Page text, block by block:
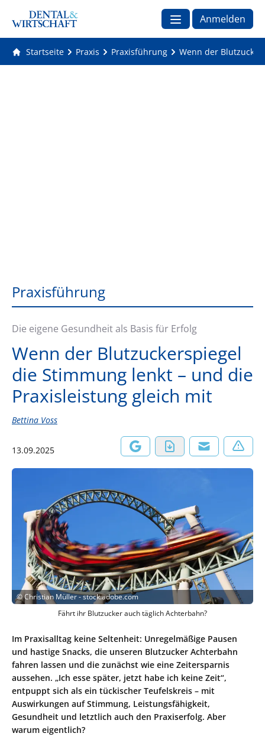
Anmelden
Startseite Praxis Praxisführung Wenn der
Praxisführung
Die eigene Gesundheit als Basis für Erfolg
Wenn der Blutzuckerspiegel
die Stimmung lenkt – und die
Praxisleistung gleich mit
Bettina Voss
13.09.2025
©Christian Müller - stock.adobe.com
Fährt ihr Blutzucker auch täglich Achterbahn?
Im Praxisalltag keine Seltenheit: Unregelmäßige Pausen
und hastige Snacks, die unseren Blutzucker Achterbahn
fahren lassen und die zunächst wie eine Zeitersparnis
aussehen. „Ich esse später, jetzt habe ich keine Zeit“,
entpuppt sich als ein tückischer Teufelskreis – mit
Auswirkungen auf Stimmung, Leistungsfähigkeit,
Gesundheit und letztlich auch den Praxiserfolg. Aber
warum eigentlich?